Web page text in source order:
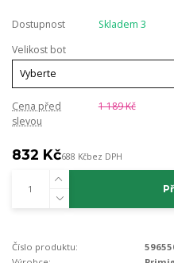
Dostupnost
Skladem 3
Velikost bot
Cena před
slevou
1 189 Kč
832 Kč688 Kčbez DPH
Číslo produktu: